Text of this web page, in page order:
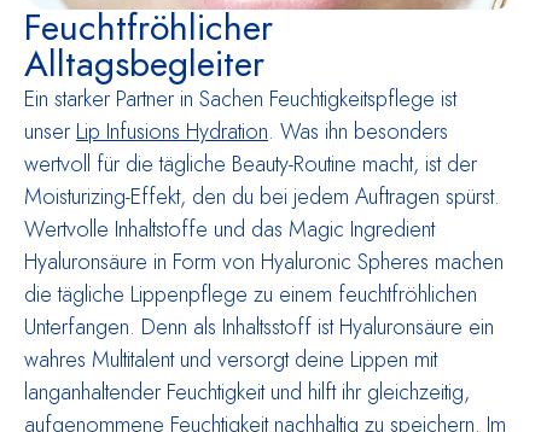
Feuchtfröhlicher
Alltagsbegleiter
Ein starker Partner in Sachen Feuchtigkeitspflege ist
unser Lip Infusions Hydration. Was ihn besonders
wertvoll für die tägliche Beauty-Routine macht, ist der
Moisturizing-Effekt, den du bei jedem Auftragen spürst.
Wertvolle Inhaltstoffe und das Magic Ingredient
Hyaluronsäure in Form von Hyaluronic Spheres machen
die tägliche Lippenpflege zu einem feuchtfröhlichen
Unterfangen. Denn als Inhaltsstoff ist Hyaluronsäure ein
wahres Multitalent und versorgt deine Lippen mit
langanhaltender Feuchtigkeit und hilft ihr gleichzeitig,
aufgenommene Feuchtigkeit nachhaltig zu speichern. Im